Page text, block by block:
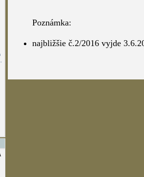
Poznámka:
najbližšie č.2/2016 vyjde